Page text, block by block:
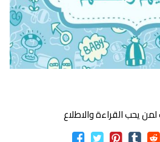
لمن يحب القراءة والاطلاع